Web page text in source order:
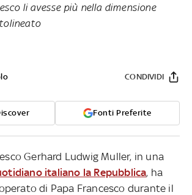
li avesse più nella dimensione
Fonti Preferite
CONDIVIDI
Gerhard Ludwig Muller, in una
italiano la Repubblica, ha
di Papa Francesco durante il